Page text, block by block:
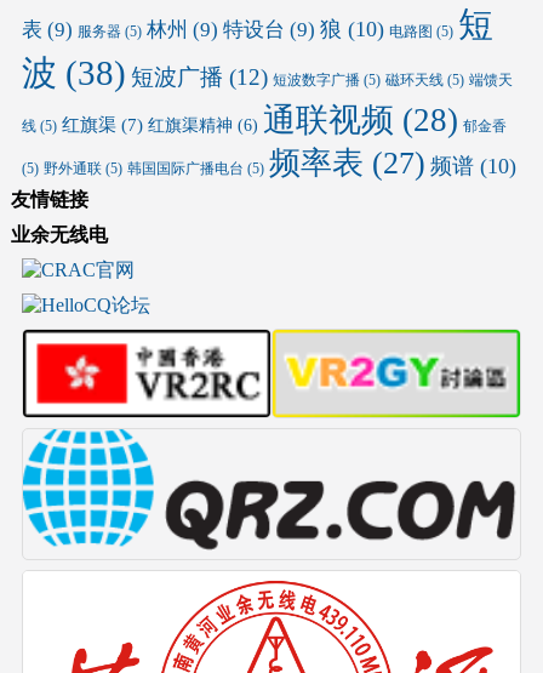
表 (9) 服务器(5) 林州 (9) 特设台 (9) 狼 (10) 电路图 (5) 短
波 (38) 短波广播 (12) 短波数字广播(5) 磁环天线(5) 端馈天
线(5) 红旗渠(7) 红旗渠精神 (6) 通联视频 (28) 郁金香
(5) 野外通联(5) 韩国国际广播电台 (5) 频率表 (27) 频谱(10)
友情链接
业余无线电